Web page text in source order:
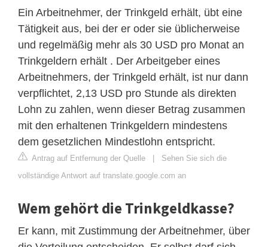
Ein Arbeitnehmer, der Trinkgeld erhält, übt eine
Tätigkeit aus, bei der er oder sie üblicherweise
und regelmäßig mehr als 30 USD pro Monat an
Trinkgeldern erhält . Der Arbeitgeber eines
Arbeitnehmers, der Trinkgeld erhält, ist nur dann
verpflichtet, 2,13 USD pro Stunde als direkten
Lohn zu zahlen, wenn dieser Betrag zusammen
mit den erhaltenen Trinkgeldern mindestens
dem gesetzlichen Mindestlohn entspricht.
Antrag auf Entfernung der Quelle | Sehen Sie sich die
vollständige Antwort auf translate.google.com an
Wem gehört die Trinkgeldkasse?
Er kann, mit Zustimmung der Arbeitnehmer, über